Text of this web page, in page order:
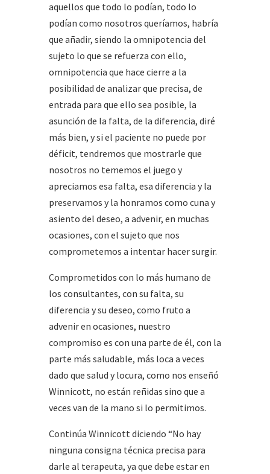
aquellos que todo lo podían, todo lo
podían como nosotros queríamos, habría
que añadir, siendo la omnipotencia del
sujeto lo que se refuerza con ello,
omnipotencia que hace cierre a la
posibilidad de analizar que precisa, de
entrada para que ello sea posible, la
asunción de la falta, de la diferencia, diré
más bien, y si el paciente no puede por
déficit, tendremos que mostrarle que
nosotros no tememos el juego y
apreciamos esa falta, esa diferencia y la
preservamos y la honramos como cuna y
asiento del deseo, a advenir, en muchas
ocasiones, con el sujeto que nos
comprometemos a intentar hacer surgir.
Comprometidos con lo más humano de
los consultantes, con su falta, su
diferencia y su deseo, como fruto a
advenir en ocasiones, nuestro
compromiso es con una parte de él, con la
parte más saludable, más loca a veces
dado que salud y locura, como nos enseñó
Winnicott, no están reñidas sino que a
veces van de la mano si lo permitimos.
Continúa Winnicott diciendo “No hay
ninguna consigna técnica precisa para
darle al terapeuta, ya que debe estar en